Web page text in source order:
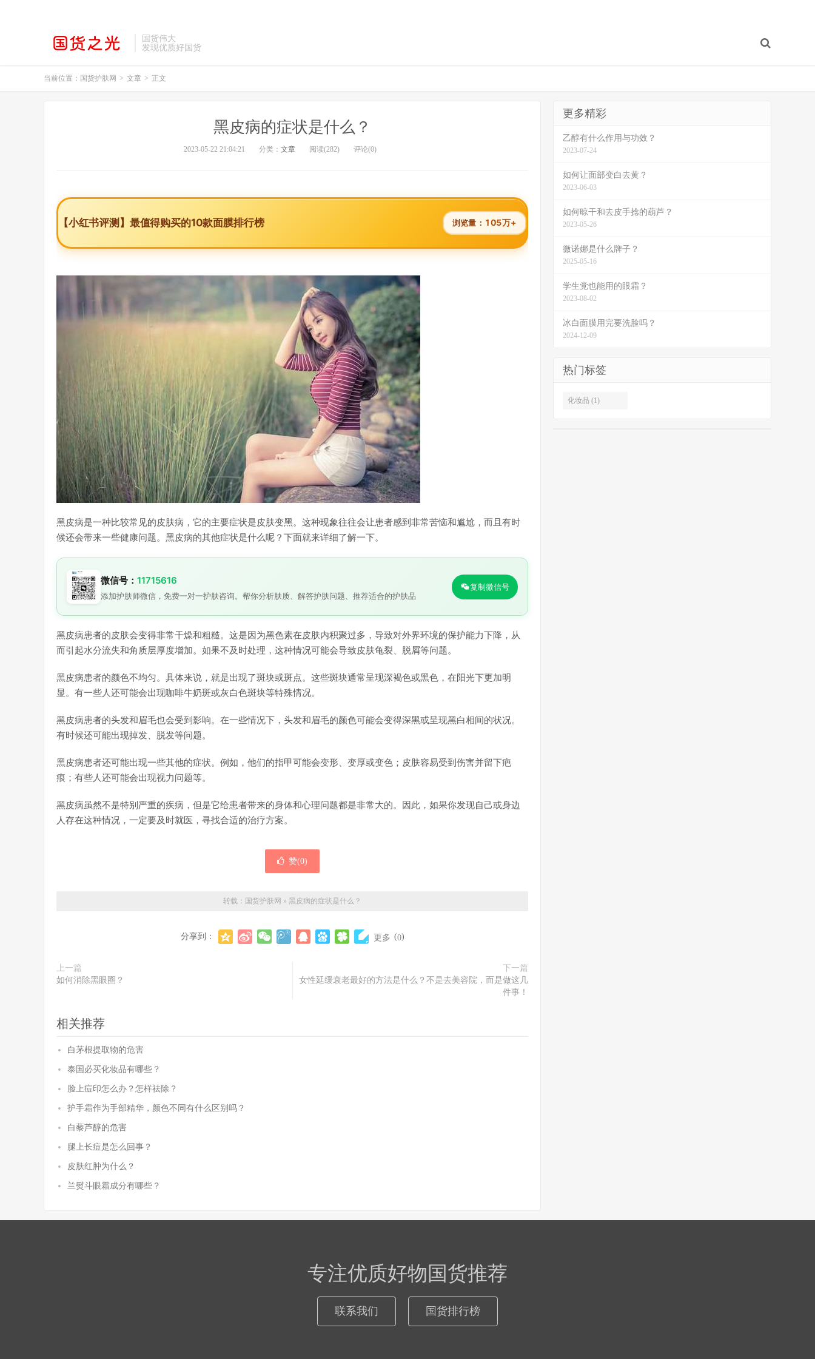
国货伟大
发现优质好国货
当前位置： 国货护肤网 > 文章 > 正文
黑皮病的症状是什么？
2023-05-22 21:04:21 分类： 文章 阅读(282) 评论(0)
【小红书评测】最值得购买的10款面膜排行榜 浏览量： 105万+
黑皮病是一种比较常见的皮肤病，它的主要症状是皮肤变黑。这种现象往往会让患者感到非常苦恼和尴尬，而且有时
候还会带来一些健康问题。黑皮病的其他症状是什么呢？下面就来详细了解一下。
微信号： 11715616
添加护肤师微信，免费一对一护肤咨询。帮你分析肤质、解答护肤问题、推荐适合的护肤品
复制微信号
黑皮病患者的皮肤会变得非常干燥和粗糙。这是因为黑色素在皮肤内积聚过多，导致对外界环境的保护能力下降，从
而引起水分流失和角质层厚度增加。如果不及时处理，这种情况可能会导致皮肤龟裂、脱屑等问题。
黑皮病患者的颜色不均匀。具体来说，就是出现了斑块或斑点。这些斑块通常呈现深褐色或黑色，在阳光下更加明
显。有一些人还可能会出现咖啡牛奶斑或灰白色斑块等特殊情况。
黑皮病患者的头发和眉毛也会受到影响。在一些情况下，头发和眉毛的颜色可能会变得深黑或呈现黑白相间的状况。
有时候还可能出现掉发、脱发等问题。
黑皮病患者还可能出现一些其他的症状。例如，他们的指甲可能会变形、变厚或变色；皮肤容易受到伤害并留下疤
痕；有些人还可能会出现视力问题等。
黑皮病虽然不是特别严重的疾病，但是它给患者带来的身体和心理问题都是非常大的。因此，如果你发现自己或身边
人存在这种情况，一定要及时就医，寻找合适的治疗方案。
赞(0)
转载： 国货护肤网 » 黑皮病的症状是什么？
分享到： 更多 (0)
上一篇
如何消除黑眼圈？
下一篇
女性延缓衰老最好的方法是什么？不是去美容院，而是做这几
件事！
相关推荐
白茅根提取物的危害
泰国必买化妆品有哪些？
脸上痘印怎么办？怎样祛除？
护手霜作为手部精华，颜色不同有什么区别吗？
白藜芦醇的危害
腿上长痘是怎么回事？
皮肤红肿为什么？
兰熨斗眼霜成分有哪些？
更多精彩
乙醇有什么作用与功效？
2023-07-24
如何让面部变白去黄？
2023-06-03
如何晾干和去皮手捻的葫芦？
2023-05-26
微诺娜是什么牌子？
2025-05-16
学生党也能用的眼霜？
2023-08-02
冰白面膜用完要洗脸吗？
2024-12-09
热门标签
化妆品 (1)
专注优质好物国货推荐
联系我们 国货排行榜